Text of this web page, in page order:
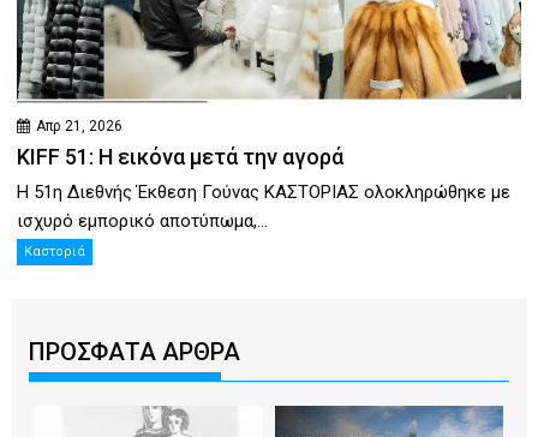
Απρ 21, 2026
KIFF 51: Η εικόνα μετά την αγορά
Η 51η Διεθνής Έκθεση Γούνας ΚΑΣΤΟΡΙΑΣ ολοκληρώθηκε με
ισχυρό εμπορικό αποτύπωμα,...
Καστοριά
ΠΡΟΣΦΑΤΑ ΑΡΘΡΑ